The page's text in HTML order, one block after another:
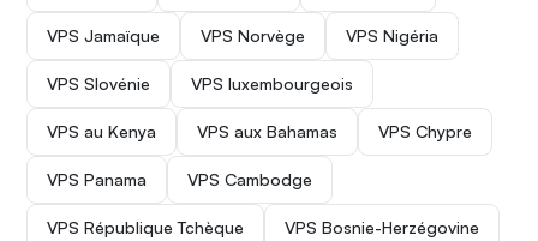
VPS Jamaïque VPS Norvège VPS Nigéria
VPS Slovénie VPS luxembourgeois
VPS au Kenya VPS aux Bahamas VPS Chypre
VPS Panama VPS Cambodge
VPS République Tchèque VPS Bosnie-Herzégovine